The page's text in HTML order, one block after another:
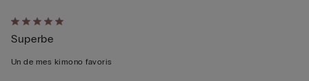
Évalué
5sur 5
Superbe
Un de mes kimono favoris